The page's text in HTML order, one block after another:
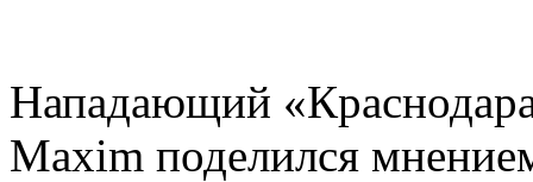
Нападающий
Maxim поделился